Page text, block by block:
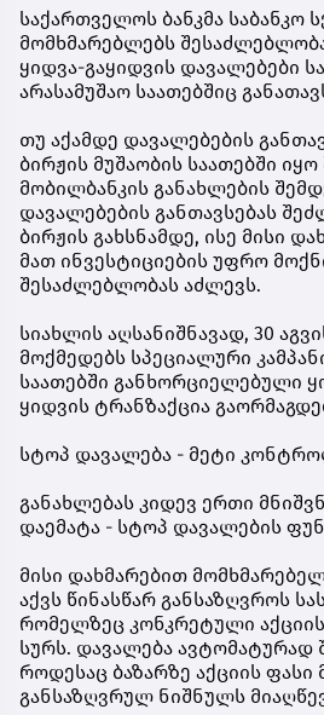
საქართველოს ბანკმა საბანკო
მომხმარებლებს
ყიდვა-გაყიდვის დავალებები
არასამუშაო საათებშიც
თუ აქამდე დავალებების
ბირჟის მუშაობის საათებში
მობილბანკის განახლების
დავალებების განთავსებას
ბირჟის გახსნამდე, ისე მისი
მათ ინვესტიციების უფრო
შესაძლებლობას აძლევს.
სიახლის აღსანიშნავად, 30
მოქმედებს სპეციალური
საათებში განხორციელებული
ყიდვის ტრანზაქცია
სტოპ დავალება - მეტი
განახლებას კიდევ ერთი
დაემატა - სტოპ დავალების
მისი დახმარებით
აქვს წინასწარ განსაზღვროს
რომელზეც კონკრეტული აქციის
სურს. დავალება ავტომატურად
როდესაც ბაზარზე აქციის
განსაზღვრულ ნიშნულს